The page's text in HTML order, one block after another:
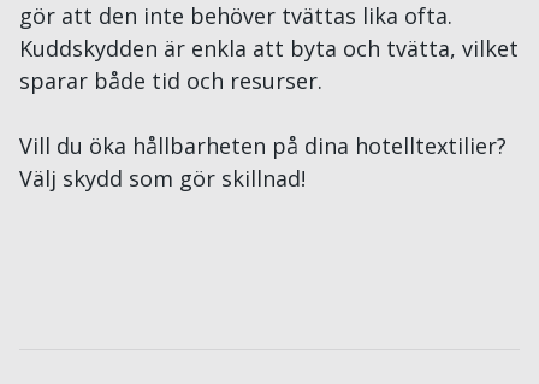
gör att den inte behöver tvättas lika ofta.
Kuddskydden är enkla att byta och tvätta, vilket
sparar både tid och resurser.
Vill du öka hållbarheten på dina hotelltextilier?
Välj skydd som gör skillnad!